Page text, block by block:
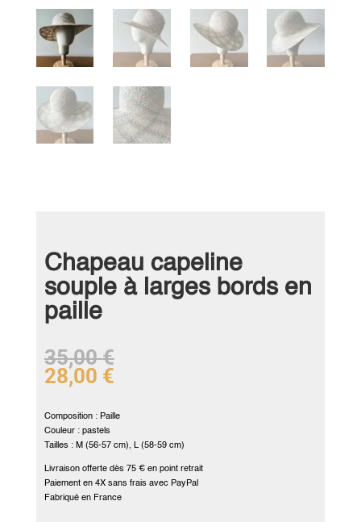
Chapeau capeline
souple à larges bords en
paille
35,00€
28,00 €
Composition : Paille
Couleur : pastels
Tailles : M (56-57 cm), L (58-59 cm)
Livraison offerte dès 75 € en point retrait
Paiement en 4X sans frais avec PayPal
Fabriqué en France